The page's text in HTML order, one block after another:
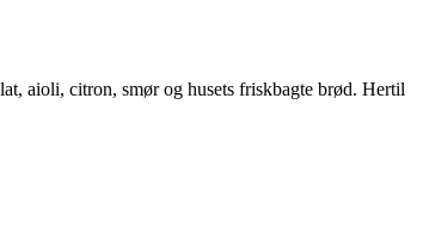
aioli, citron, smør og husets friskbagte brød. Hertil